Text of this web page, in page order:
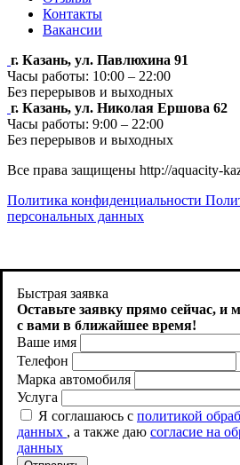
Контакты
Вакансии
г. Казань, ул. Павлюхина 91
Часы работы: 10:00 – 22:00
Без перерывов и выходных
г. Казань, ул. Николая Ершова 62
Часы работы: 9:00 – 22:00
Без перерывов и выходных
Все права защищены http://aquacity-
Политика конфиденциальности
персональных данных
Быстрая заявка
Оставьте заявку прямо сейчас, и
с вами в ближайшее время!
Ваше имя
Телефон
Марка автомобиля
Услуга
Я соглашаюсь с политикой
данных , а также даю согласие на
данных
Продолжая использовать http://
соглашаетесь на использование
использование определенных
Политике файлов Cookies
Принять